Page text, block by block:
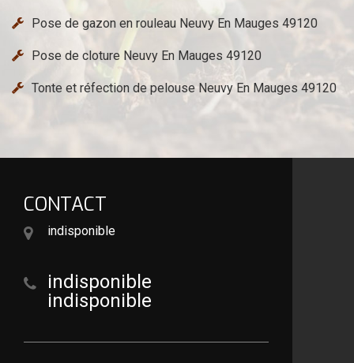
Pose de gazon en rouleau Neuvy En Mauges 49120
Pose de cloture Neuvy En Mauges 49120
Tonte et réfection de pelouse Neuvy En Mauges 49120
CONTACT
indisponible
indisponible
indisponible